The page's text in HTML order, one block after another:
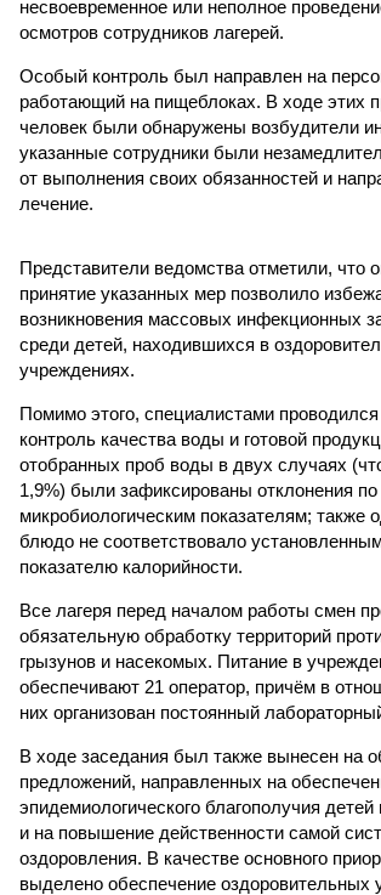
несвоевременное или неполное
осмотров сотрудников лагерей.
Особый контроль был направлен на
работающий на пищеблоках. В ходе этих
человек были обнаружены возбудители
указанные сотрудники были
от выполнения своих обязанностей и
лечение.
Представители ведомства отметили, что
принятие указанных мер позволило
возникновения массовых инфекционных
среди детей, находившихся в
учреждениях.
Помимо этого, специалистами
контроль качества воды и готовой
отобранных проб воды в двух случаях
1,9%) были зафиксированы отклонения по
микробиологическим показателям; также
блюдо не соответствовало
показателю калорийности.
Все лагеря перед началом работы смен
обязательную обработку территорий
грызунов и насекомых. Питание в
обеспечивают 21 оператор, причём в
них организован постоянный
В ходе заседания был также вынесен на
предложений, направленных на
эпидемиологического благополучия детей
и на повышение действенности самой
оздоровления. В качестве основного
выделено обеспечение оздоровительных